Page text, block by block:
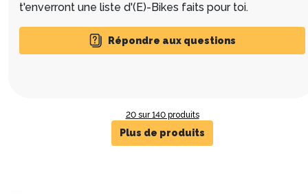
t'enverront une liste d'(E)-Bikes faits pour toi.
Répondre aux questions
20 sur 140 produits
Plus de produits